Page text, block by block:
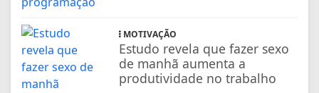
MOTIVAÇÃO
Estudo revela que fazer sexo
de manhã aumenta a
produtividade no trabalho